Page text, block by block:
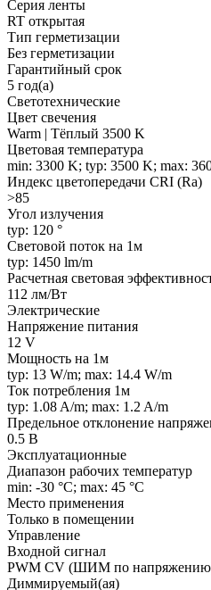
Серия ленты
RT открытая
Тип герметизации
Без герметизации
Гарантийный срок
5 год(а)
Светотехнические
Цвет свечения
Warm | Тёплый 3500 K
Цветовая температура
min: 3300 K; typ: 3500 K; max:
Индекс цветопередачи CRI (Ra)
>85
Угол излучения
typ: 120 °
Световой поток на 1м
typ: 1450 lm/m
Расчетная световая
112 лм/Вт
Электрические
Напряжение питания
12 V
Мощность на 1м
typ: 13 W/m; max: 14.4 W/m
Ток потребления 1м
typ: 1.08 A/m; max: 1.2 A/m
Предельное отклонение
0.5 В
Эксплуатационные
Диапазон рабочих температур
min: -30 °C; max: 45 °C
Место применения
Только в помещении
Управление
Входной сигнал
PWM СV (ШИМ по
Диммируемый(ая)